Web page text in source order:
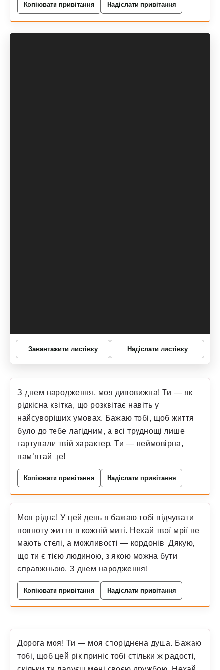
Копіювати привітання Надіслати привітання
Завантажити листівку Надіслати листівку
З днем народження, моя дивовижна! Ти — як
рідкісна квітка, що розквітає навіть у
найсуворіших умовах. Бажаю тобі, щоб життя
було до тебе лагідним, а всі труднощі лише
гартували твій характер. Ти — неймовірна,
пам’ятай це!
Копіювати привітання Надіслати привітання
Моя рідна! У цей день я бажаю тобі відчувати
повноту життя в кожній миті. Нехай твої мрії не
мають стелі, а можливості — кордонів. Дякую,
що ти є тією людиною, з якою можна бути
справжньою. З днем народження!
Копіювати привітання Надіслати привітання
Дорога моя! Ти — моя споріднена душа. Бажаю
тобі, щоб цей рік приніс тобі стільки ж радості,